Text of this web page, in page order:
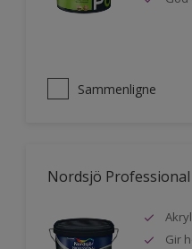
Sammenligne
Nordsjö Professional
Gir